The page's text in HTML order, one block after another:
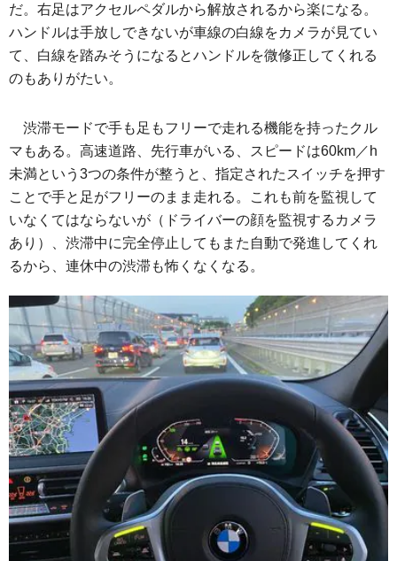
だ。右足はアクセルペダルから解放されるから楽になる。
ハンドルは手放しできないが車線の白線をカメラが見てい
て、白線を踏みそうになるとハンドルを微修正してくれる
のもありがたい。
渋滞モードで手も足もフリーで走れる機能を持ったクル
マもある。高速道路、先行車がいる、スピードは60km／h
未満という3つの条件が整うと、指定されたスイッチを押す
ことで手と足がフリーのまま走れる。これも前を監視して
いなくてはならないが（ドライバーの顔を監視するカメラ
あり）、渋滞中に完全停止してもまた自動で発進してくれ
るから、連休中の渋滞も怖くなくなる。